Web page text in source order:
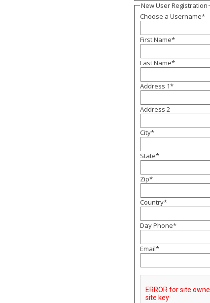
New User Registration
Choose a Username*
First Name*
Last Name*
Address 1*
Address 2
City*
State*
Zip*
Country*
Day Phone*
Email*